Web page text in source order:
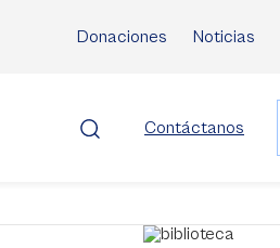
Donaciones Noticias
Contáctanos